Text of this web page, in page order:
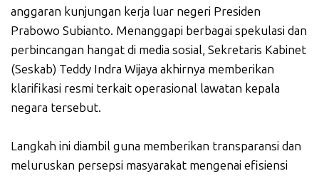
anggaran kunjungan kerja luar negeri Presiden
Prabowo Subianto. Menanggapi berbagai spekulasi dan
perbincangan hangat di media sosial, Sekretaris Kabinet
(Seskab) Teddy Indra Wijaya akhirnya memberikan
klarifikasi resmi terkait operasional lawatan kepala
negara tersebut.
Langkah ini diambil guna memberikan transparansi dan
meluruskan persepsi masyarakat mengenai efisiensi